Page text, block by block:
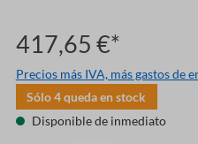
417,65 €*
Precios más IVA, más gastos de
Sólo4queda en stock
Disponible de inmediato